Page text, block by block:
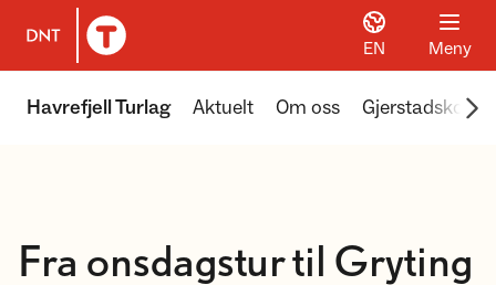
Til DNT.no forside
EN Meny
Havrefjell Turlag Aktuelt Om oss
Fra onsdagstur til Gryting